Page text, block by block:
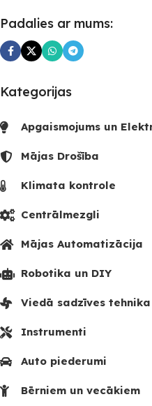
SKAITS
Padalies ar mums:
Kategorijas
Apgaismojums un
Mājas Drošība
Klimata kontrole
Centrālmezgli
Mājas Automatizācija
Robotika un DIY
Viedā sadzīves tehnika
Instrumenti
Auto piederumi
Bērniem un vecākiem